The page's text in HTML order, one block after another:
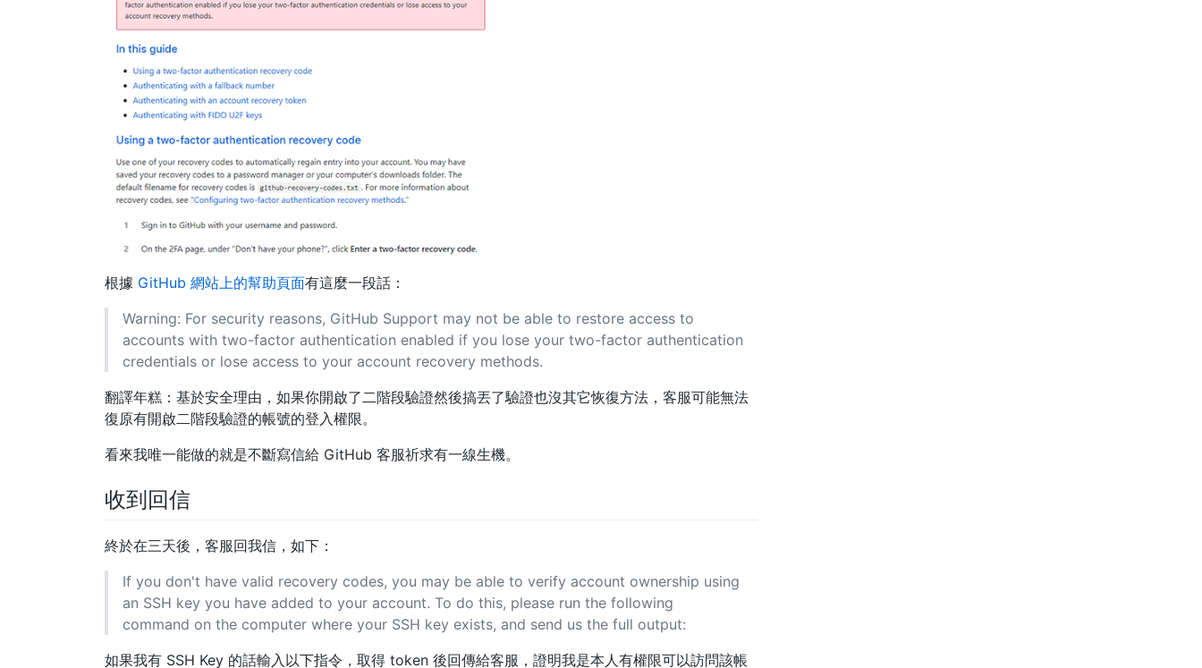
根據 GitHub 網站上的幫助頁面有這麼一段話：
Warning: For security reasons, GitHub Support may not be able to restore access to
accounts with two-factor authentication enabled if you lose your two-factor authentication
credentials or lose access to your account recovery methods.
翻譯年糕：基於安全理由，如果你開啟了二階段驗證然後搞丟了驗證也沒其它恢復方法，客服可能無法
復原有開啟二階段驗證的帳號的登入權限。
看來我唯一能做的就是不斷寫信給 GitHub 客服祈求有一線生機。
收到回信
終於在三天後，客服回我信，如下：
If you don't have valid recovery codes, you may be able to verify account ownership using
an SSH key you have added to your account. To do this, please run the following
command on the computer where your SSH key exists, and send us the full output:
如果我有 SSH Key 的話輸入以下指令，取得 token 後回傳給客服，證明我是本人有權限可以訪問該帳